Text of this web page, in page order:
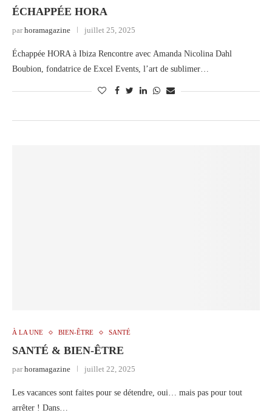
ÉCHAPPÉE HORA
parhoramagazine juillet 25, 2025
Échappée HORA à Ibiza Rencontre avec Amanda Nicolina Dahl
Boubion, fondatrice de Excel Events, l’art de sublimer…
À LA UNE BIEN-ÊTRE SANTÉ
SANTÉ & BIEN-ÊTRE
parhoramagazine juillet 22, 2025
Les vacances sont faites pour se détendre, oui… mais pas pour tout
arrêter ! Dans…